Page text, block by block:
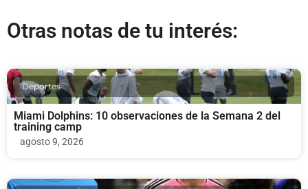
Otras notas de tu interés:
Deportes
Miami Dolphins: 10 observaciones de la Semana 2 del
training camp
agosto 9, 2026